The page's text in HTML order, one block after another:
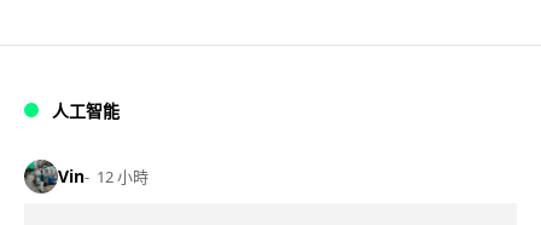
人工智能
Vin 12 小時